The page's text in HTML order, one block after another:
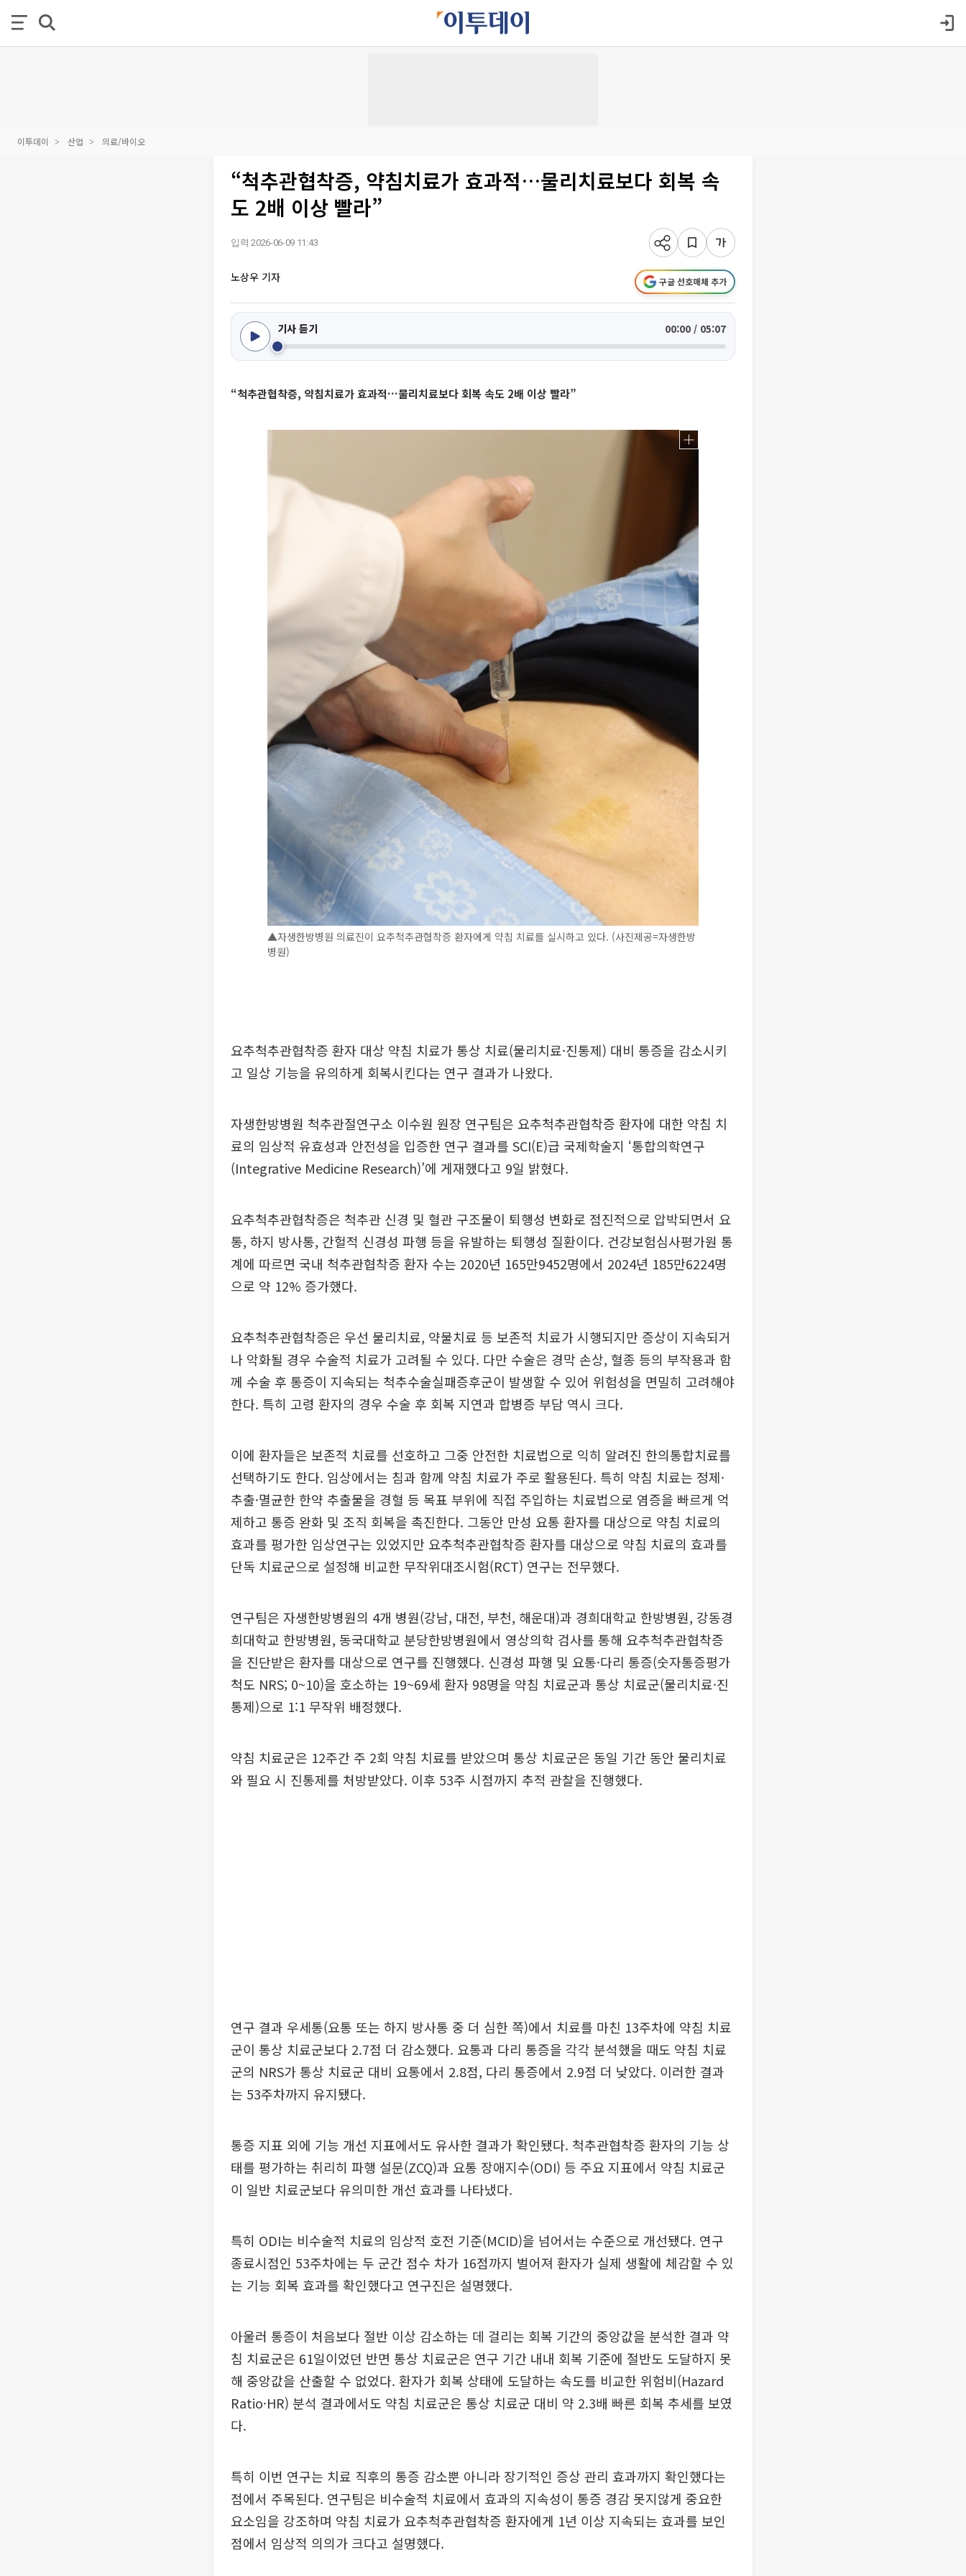
이투데이 산업 의료/바이오
“척추관협착증, 약침치료가 효과적…물리치료보다 회복 속
도 2배 이상 빨라”
입력 2026-06-09 11:43
노상우 기자 구글 선호매체 추가
기사 듣기 00:00 / 05:07
“척추관협착증, 약침치료가 효과적…물리치료보다 회복 속도 2배 이상 빨라”
▲자생한방병원 의료진이 요추척추관협착증 환자에게 약침 치료를 실시하고 있다. (사진제공=자생한방
병원)
요추척추관협착증 환자 대상 약침 치료가 통상 치료(물리치료·진통제) 대비 통증을 감소시키
고 일상 기능을 유의하게 회복시킨다는 연구 결과가 나왔다.
자생한방병원 척추관절연구소 이수원 원장 연구팀은 요추척추관협착증 환자에 대한 약침 치
료의 임상적 유효성과 안전성을 입증한 연구 결과를 SCI(E)급 국제학술지 ‘통합의학연구
(Integrative Medicine Research)’에 게재했다고 9일 밝혔다.
요추척추관협착증은 척추관 신경 및 혈관 구조물이 퇴행성 변화로 점진적으로 압박되면서 요
통, 하지 방사통, 간헐적 신경성 파행 등을 유발하는 퇴행성 질환이다. 건강보험심사평가원 통
계에 따르면 국내 척추관협착증 환자 수는 2020년 165만9452명에서 2024년 185만6224명
으로 약 12% 증가했다.
요추척추관협착증은 우선 물리치료, 약물치료 등 보존적 치료가 시행되지만 증상이 지속되거
나 악화될 경우 수술적 치료가 고려될 수 있다. 다만 수술은 경막 손상, 혈종 등의 부작용과 함
께 수술 후 통증이 지속되는 척추수술실패증후군이 발생할 수 있어 위험성을 면밀히 고려해야
한다. 특히 고령 환자의 경우 수술 후 회복 지연과 합병증 부담 역시 크다.
이에 환자들은 보존적 치료를 선호하고 그중 안전한 치료법으로 익히 알려진 한의통합치료를
선택하기도 한다. 임상에서는 침과 함께 약침 치료가 주로 활용된다. 특히 약침 치료는 정제·
추출·멸균한 한약 추출물을 경혈 등 목표 부위에 직접 주입하는 치료법으로 염증을 빠르게 억
제하고 통증 완화 및 조직 회복을 촉진한다. 그동안 만성 요통 환자를 대상으로 약침 치료의
효과를 평가한 임상연구는 있었지만 요추척추관협착증 환자를 대상으로 약침 치료의 효과를
단독 치료군으로 설정해 비교한 무작위대조시험(RCT) 연구는 전무했다.
연구팀은 자생한방병원의 4개 병원(강남, 대전, 부천, 해운대)과 경희대학교 한방병원, 강동경
희대학교 한방병원, 동국대학교 분당한방병원에서 영상의학 검사를 통해 요추척추관협착증
을 진단받은 환자를 대상으로 연구를 진행했다. 신경성 파행 및 요통·다리 통증(숫자통증평가
척도 NRS; 0~10)을 호소하는 19~69세 환자 98명을 약침 치료군과 통상 치료군(물리치료·진
통제)으로 1:1 무작위 배정했다.
약침 치료군은 12주간 주 2회 약침 치료를 받았으며 통상 치료군은 동일 기간 동안 물리치료
와 필요 시 진통제를 처방받았다. 이후 53주 시점까지 추적 관찰을 진행했다.
연구 결과 우세통(요통 또는 하지 방사통 중 더 심한 쪽)에서 치료를 마친 13주차에 약침 치료
군이 통상 치료군보다 2.7점 더 감소했다. 요통과 다리 통증을 각각 분석했을 때도 약침 치료
군의 NRS가 통상 치료군 대비 요통에서 2.8점, 다리 통증에서 2.9점 더 낮았다. 이러한 결과
는 53주차까지 유지됐다.
통증 지표 외에 기능 개선 지표에서도 유사한 결과가 확인됐다. 척추관협착증 환자의 기능 상
태를 평가하는 취리히 파행 설문(ZCQ)과 요통 장애지수(ODI) 등 주요 지표에서 약침 치료군
이 일반 치료군보다 유의미한 개선 효과를 나타냈다.
특히 ODI는 비수술적 치료의 임상적 호전 기준(MCID)을 넘어서는 수준으로 개선됐다. 연구
종료시점인 53주차에는 두 군간 점수 차가 16점까지 벌어져 환자가 실제 생활에 체감할 수 있
는 기능 회복 효과를 확인했다고 연구진은 설명했다.
아울러 통증이 처음보다 절반 이상 감소하는 데 걸리는 회복 기간의 중앙값을 분석한 결과 약
침 치료군은 61일이었던 반면 통상 치료군은 연구 기간 내내 회복 기준에 절반도 도달하지 못
해 중앙값을 산출할 수 없었다. 환자가 회복 상태에 도달하는 속도를 비교한 위험비(Hazard
Ratio·HR) 분석 결과에서도 약침 치료군은 통상 치료군 대비 약 2.3배 빠른 회복 추세를 보였
다.
특히 이번 연구는 치료 직후의 통증 감소뿐 아니라 장기적인 증상 관리 효과까지 확인했다는
점에서 주목된다. 연구팀은 비수술적 치료에서 효과의 지속성이 통증 경감 못지않게 중요한
요소임을 강조하며 약침 치료가 요추척추관협착증 환자에게 1년 이상 지속되는 효과를 보인
점에서 임상적 의의가 크다고 설명했다.